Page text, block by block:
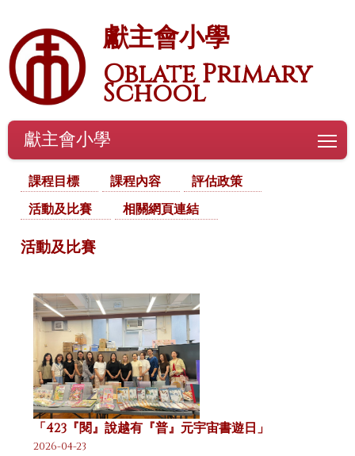
獻主會小學
Oblate Primary
School
獻主會小學
課程目標 課程內容
評估政策
活動及比賽
相關網頁連結
活動及比賽
「423『閱』說越有『普』元宇宙書遊日」
2026-04-23